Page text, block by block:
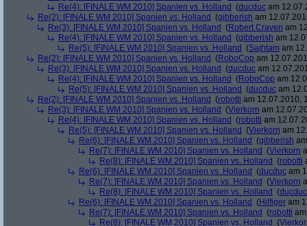
Re(4): [FINALE WM 2010] Spanien vs. Holland (ducduc am
Re(2): [FINALE WM 2010] Spanien vs. Holland (gibberish am
Re(3): [FINALE WM 2010] Spanien vs. Holland (Robert Craven am
Re(4): [FINALE WM 2010] Spanien vs. Holland (gibberish am
Re(5): [FINALE WM 2010] Spanien vs. Holland (Sajhtam am
Re(2): [FINALE WM 2010] Spanien vs. Holland (RoboCop am
Re(3): [FINALE WM 2010] Spanien vs. Holland (ducduc am
Re(4): [FINALE WM 2010] Spanien vs. Holland (RoboCop am
Re(5): [FINALE WM 2010] Spanien vs. Holland (ducduc am
Re(2): [FINALE WM 2010] Spanien vs. Holland (robotti am 12.07.2010,
Re(3): [FINALE WM 2010] Spanien vs. Holland (Vierkorn am
Re(4): [FINALE WM 2010] Spanien vs. Holland (robotti am
Re(5): [FINALE WM 2010] Spanien vs. Holland (Vierkorn am
Re(6): [FINALE WM 2010] Spanien vs. Holland (gibberish
Re(7): [FINALE WM 2010] Spanien vs. Holland (Vierkorn
Re(8): [FINALE WM 2010] Spanien vs. Holland (robotti
Re(6): [FINALE WM 2010] Spanien vs. Holland (ducduc am
Re(7): [FINALE WM 2010] Spanien vs. Holland (Vierkorn
Re(8): [FINALE WM 2010] Spanien vs. Holland (ducduc
Re(6): [FINALE WM 2010] Spanien vs. Holland (Hilfiger am
Re(7): [FINALE WM 2010] Spanien vs. Holland (robotti
Re(8): [FINALE WM 2010] Spanien vs. Holland (